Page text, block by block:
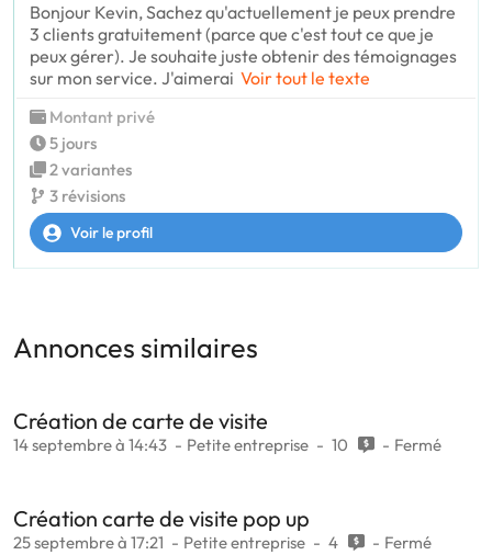
Bonjour Kevin, Sachez qu'actuellement je peux prendre
3 clients gratuitement (parce que c'est tout ce que je
peux gérer). Je souhaite juste obtenir des témoignages
sur mon service. J'aimerai Voir tout le texte
Montant privé
5 jours
2 variantes
3 révisions
Voir le profil
Annonces similaires
Création de carte de visite
14 septembre à 14:43 Petite entreprise 10 Fermé
Création carte de visite pop up
25 septembre à 17:21 Petite entreprise 4 Fermé